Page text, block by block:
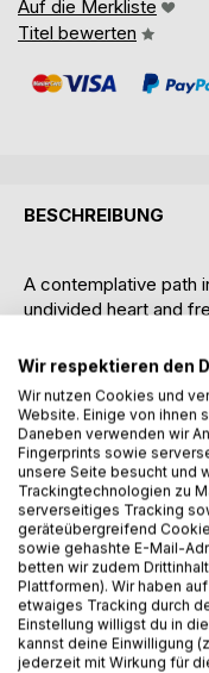
Auf die Merkliste
Titel bewerten
BESCHREIBUNG
A contemplative path
undivided heart and
Fear often shapes
admit. We fear loss,
death. Even our
become attempts to
control.
Jesus and the
Christian tradition of
beyond fear toward
Drawing on the
the Mount, and the
this book shows how
Wir respektieren den
Wir nutzen Cookies und
Website. Einige von ihnen
Daneben verwenden wir
Fingerprints sowie
unsere Seite besucht und
Trackingtechnologien zu
serverseitiges Tracking
geräteübergreifend
sowie gehashte E-Mail-
betten wir zudem
Plattformen). Wir haben
etwaiges Tracking durch
Einstellung willigst du in
kannst deine Einwilligung
jederzeit mit Wirkung für